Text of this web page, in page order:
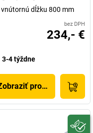
vnútornú dĺžku 800 mm
bez DPH
234,- €
3-4 týždne
produkt